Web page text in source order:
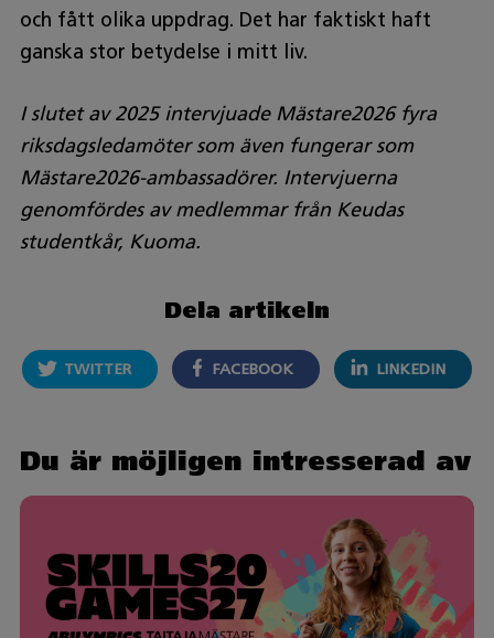
och fått olika uppdrag. Det har faktiskt haft
ganska stor betydelse i mitt liv.
I slutet av 2025 intervjuade Mästare2026 fyra
riksdagsledamöter som även fungerar som
Mästare2026-ambassadörer. Intervjuerna
genomfördes av medlemmar från Keudas
studentkår, Kuoma.
Dela artikeln
TWITTER FACEBOOK LINKEDIN
Du är möjligen intresserad av